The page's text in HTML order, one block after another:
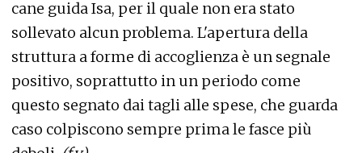
cane guida Isa, per il quale non era stato
sollevato alcun problema. L'apertura della
struttura a forme di accoglienza è un segnale
positivo, soprattutto in un periodo come
questo segnato dai tagli alle spese, che guarda
caso colpiscono sempre prima le fasce più